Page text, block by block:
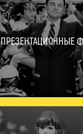
ПРЕЗЕНТАЦИОННЫЕ